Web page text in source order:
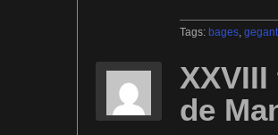
Tags: bages,
de